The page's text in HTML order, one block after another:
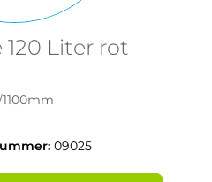
120 Liter rot
09025